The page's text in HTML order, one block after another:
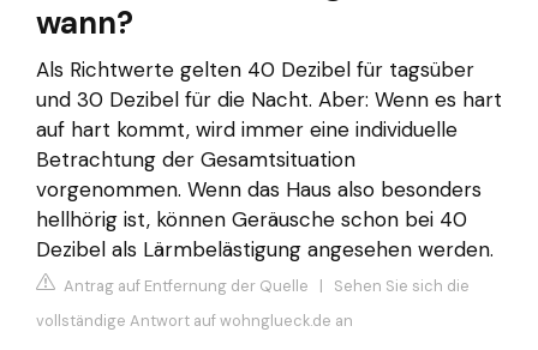
wann?
Als Richtwerte gelten 40 Dezibel für tagsüber
und 30 Dezibel für die Nacht. Aber: Wenn es hart
auf hart kommt, wird immer eine individuelle
Betrachtung der Gesamtsituation
vorgenommen. Wenn das Haus also besonders
hellhörig ist, können Geräusche schon bei 40
Dezibel als Lärmbelästigung angesehen werden.
Antrag auf Entfernung der Quelle | Sehen Sie sich die
vollständige Antwort auf wohnglueck.de an